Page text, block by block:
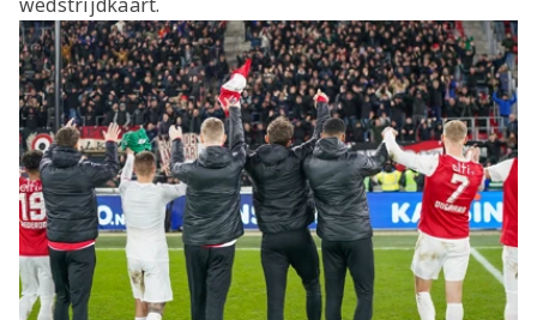
Jong AZ
Seizoenkaart